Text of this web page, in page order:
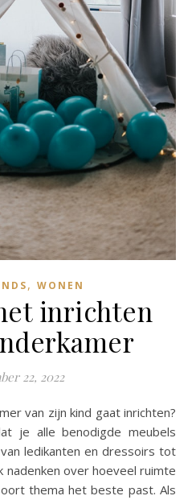
, WONEN
inrichten
22, 2022
je alle benodigde meubels
ledikanten en dressoirs tot
nadenken over hoeveel ruimte
thema het beste past. Als